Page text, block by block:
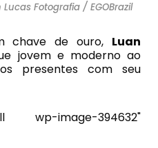
Fotografia / EGOBrazil
chave de ouro, Luan
jovem e moderno ao
presentes com seu
wp-image-394632"